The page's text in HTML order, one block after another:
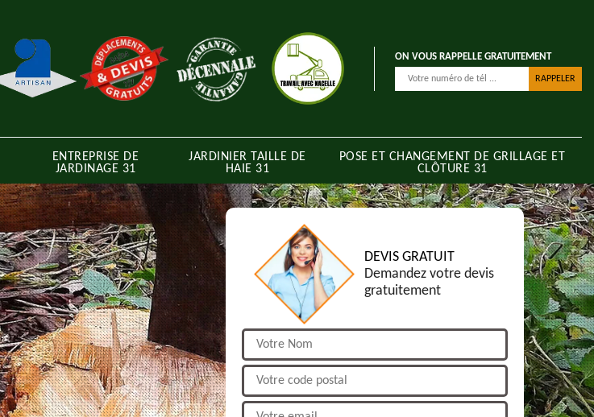
ON VOUS RAPPELLE GRATUITEMENT
ENTREPRISE DE
JARDINAGE 31
JARDINIER TAILLE DE
HAIE 31
POSE ET CHANGEMENT DE GRILLAGE ET
CLÔTURE 31
DEVIS GRATUIT
Demandez votre devis
gratuitement